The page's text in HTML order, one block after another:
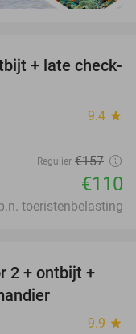
30%
+ late check-
9.4 star
Regulier €157
€110
toeristenbelasting
32%
2 + ontbijt +
9.9 star